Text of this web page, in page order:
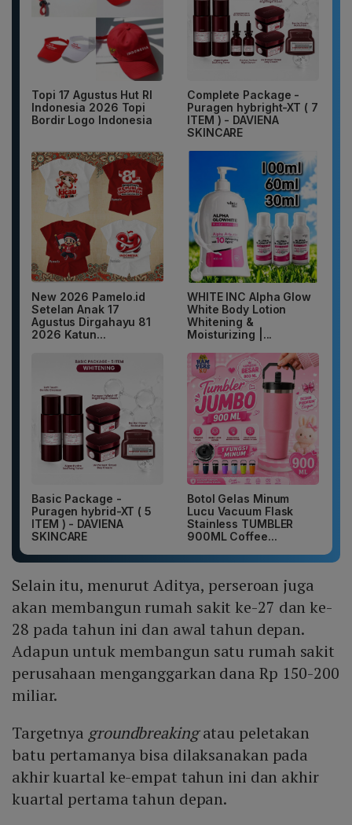
Topi 17 Agustus Hut RI
Indonesia 2026 Topi
Bordir Logo Indonesia
Complete Package -
Puragen hybright-XT ( 7
ITEM ) - DAVIENA
SKINCARE
New 2026 Pamelo.id
Setelan Anak 17
Agustus Dirgahayu 81
2026 Katun...
WHITE INC Alpha Glow
White Body Lotion
Whitening &
Moisturizing |...
Basic Package -
Puragen hybrid-XT ( 5
ITEM ) - DAVIENA
SKINCARE
Botol Gelas Minum
Lucu Vacuum Flask
Stainless TUMBLER
900ML Coffee...
Selain itu, menurut Aditya, perseroan juga
akan membangun rumah sakit ke-27 dan ke-
28 pada tahun ini dan awal tahun depan.
Adapun untuk membangun satu rumah sakit
perusahaan menganggarkan dana Rp 150-200
miliar.
Targetnya groundbreakingatau peletakan
batu pertamanya bisa dilaksanakan pada
akhir kuartal ke-empat tahun ini dan akhir
kuartal pertama tahun depan.